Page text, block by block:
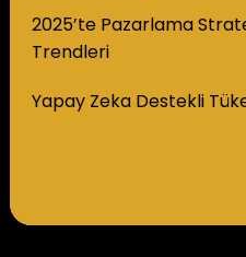
2025’te Pazarlama
Trendleri
Yapay Zeka Destekli